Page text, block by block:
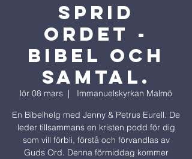
SPRID
ORDET -
Bibel och
samtal.
lör 08 mars
  |
Immanuelskyrkan Malmö
En Bibelhelg med Jenny & Petrus Eurell. De
leder tillsammans en kristen podd för dig
som vill förbli, förstå och förvandlas av
Guds Ord. Denna förmiddag kommer